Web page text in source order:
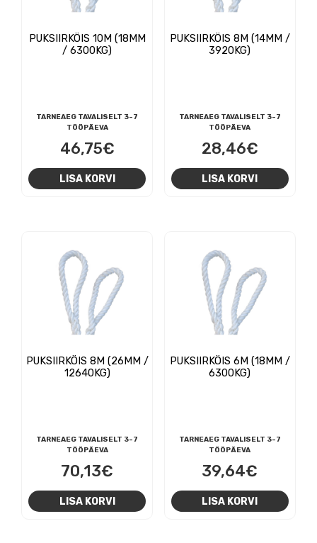
PUKSIIRKÖIS 10M (18MM
/ 6300KG)
TARNEAEG TAVALISELT 3-7
TÖÖPÄEVA
46,75€
LISA KORVI
PUKSIIRKÖIS 8M (14MM /
3920KG)
TARNEAEG TAVALISELT 3-7
TÖÖPÄEVA
28,46€
LISA KORVI
PUKSIIRKÖIS 8M (26MM /
12640KG)
TARNEAEG TAVALISELT 3-7
TÖÖPÄEVA
70,13€
LISA KORVI
PUKSIIRKÖIS 6M (18MM /
6300KG)
TARNEAEG TAVALISELT 3-7
TÖÖPÄEVA
39,64€
LISA KORVI